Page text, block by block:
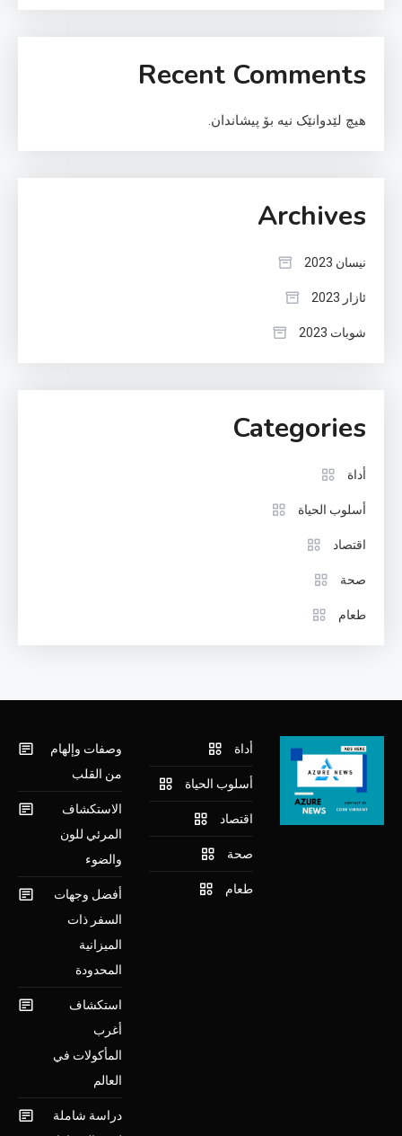
Recent Comments
هیچ لێدوانێک نیە بۆ پیشاندان.
Archives
نیسان 2023
ئازار 2023
شوبات 2023
Categories
أداة
أسلوب الحياة
اقتصاد
صحة
طعام
أداة
أسلوب الحياة
اقتصاد
صحة
طعام
وصفات وإلهام
من القلب
الاستكشاف
المرئي للون
والضوء
أفضل وجهات
السفر ذات
الميزانية
المحدودة
استكشاف
أغرب
المأكولات في
العالم
دراسة شاملة